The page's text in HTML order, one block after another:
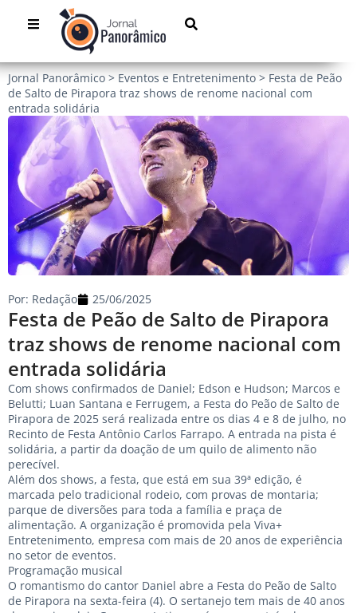
Jornal Panorâmico > Eventos e Entretenimento > Festa de Peão
de Salto de Pirapora traz shows de renome nacional com
entrada solidária
Festa de Peão de Salto de Pirapora
traz shows de renome nacional com
entrada solidária
Por: Redação 25/06/2025
Com shows confirmados de Daniel; Edson e Hudson; Marcos e
Belutti; Luan Santana e Ferrugem, a Festa do Peão de Salto de
Pirapora de 2025 será realizada entre os dias 4 e 8 de julho, no
Recinto de Festa Antônio Carlos Farrapo. A entrada na pista é
solidária, a partir da doação de um quilo de alimento não
perecível.
Além dos shows, a festa, que está em sua 39ª edição, é
marcada pelo tradicional rodeio, com provas de montaria;
parque de diversões para toda a família e praça de
alimentação. A organização é promovida pela Viva+
Entretenimento, empresa com mais de 20 anos de experiência
no setor de eventos.
Programação musical
O romantismo do cantor Daniel abre a Festa do Peão de Salto
de Pirapora na sexta-feira (4). O sertanejo tem mais de 40 anos